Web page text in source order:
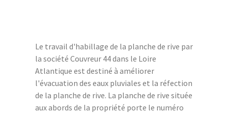
Le travail d'habillage de la planche de rive par
la société Couvreur 44 dans le Loire
Atlantique est destiné à améliorer
l'évacuation des eaux pluviales et la réfection
de la planche de rive. La planche de rive située
aux abords de la propriété porte le numéro